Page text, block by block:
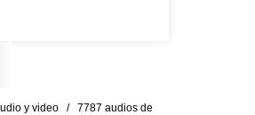
y video / 7787 audios de